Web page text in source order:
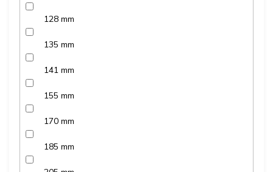
128 mm
135 mm
141 mm
155 mm
170 mm
185 mm